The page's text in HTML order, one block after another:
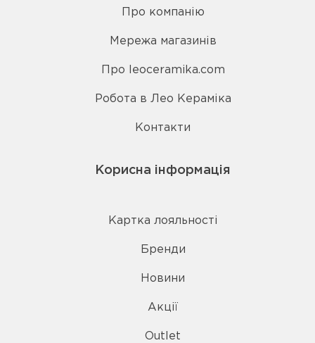
Про компанію
Мережа магазинів
Про leoceramika.com
Робота в Лео Кераміка
Контакти
Корисна інформація
Картка лояльності
Бренди
Новини
Акції
Outlet